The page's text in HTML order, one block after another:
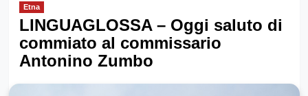
Etna
LINGUAGLOSSA – Oggi saluto di
commiato al commissario
Antonino Zumbo